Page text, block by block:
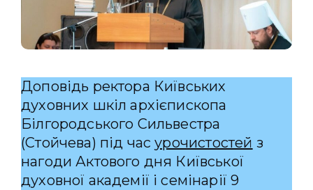
Доповідь ректора Київських
духовних шкіл архієпископа
Білгородського Сильвестра
(Стойчева) під часурочистостей з
нагоди Актового дня Київської
духовної академії і семінарії 9